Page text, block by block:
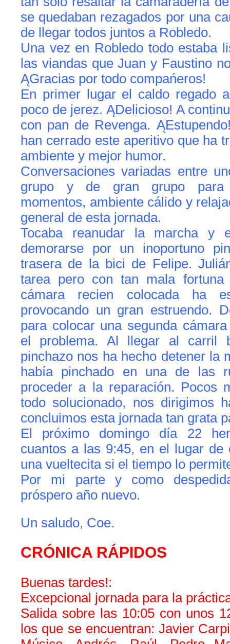
se quedaban rezagados por una
de llegar todos juntos a Robledo.
Una vez en Robledo todo estaba
las viandas que Juan y Faustino
ĄGracias por todo compańeros!
En primer lugar el caldo regado
poco de jerez. ĄDelicioso! A
con pan de Revenga.
han cerrado este aperitivo que ha
ambiente y mejor humor.
Conversaciones variadas entre
grupo y de gran grupo para
momentos, ambiente cálido y
general de esta jornada.
Tocaba reanudar la marcha y
demorarse por un inoportuno
trasera de la bici de Felipe.
tarea pero con tan mala
cámara recien colocada ha
provocando un gran estruendo.
para colocar una segunda
el problema. Al llegar al carril
pinchazo nos ha hecho detener la
había pinchado en una de las
proceder a la reparación. Pocos
todo solucionado, nos dirigimos
concluimos esta jornada tan grata
El próximo domingo día 22
cuantos a las 9:45, en el lugar de
una vueltecita si el tiempo lo
Por mi parte y como
próspero año nuevo.
Un saludo, Coe.
CRÓNICA RÁPIDOS
Buenas tardes!:
Excepcional jornada para la
Salida sobre las 10:05 con unos
los que se encuentran: Javier